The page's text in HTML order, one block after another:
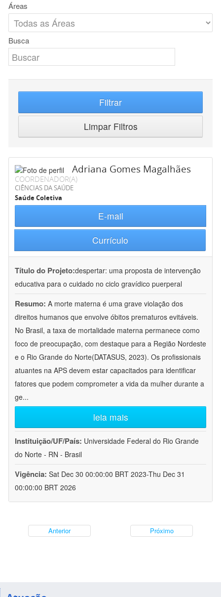
Áreas
Busca
Filtrar
Limpar Filtros
Adriana Gomes Magalhães
COORDENADOR(A)
CIÊNCIAS DA SAÚDE
Saúde Coletiva
E-mail
Currículo
Título do Projeto:despertar: uma proposta de intervenção
educativa para o cuidado no ciclo gravídico puerperal
Resumo: A morte materna é uma grave violação dos
direitos humanos que envolve óbitos prematuros evitáveis.
No Brasil, a taxa de mortalidade materna permanece como
foco de preocupação, com destaque para a Região Nordeste
e o Rio Grande do Norte(DATASUS, 2023). Os profissionais
atuantes na APS devem estar capacitados para identificar
fatores que podem comprometer a vida da mulher durante a
ge...
leia mais
Instituição/UF/País: Universidade Federal do Rio Grande
do Norte - RN - Brasil
Vigência: Sat Dec 30 00:00:00 BRT 2023-Thu Dec 31
00:00:00 BRT 2026
Anterior Próximo